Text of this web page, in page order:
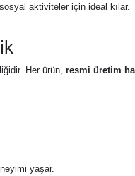
aktiviteler için ideal kılar.
Her ürün, resmi üretim
yaşar.